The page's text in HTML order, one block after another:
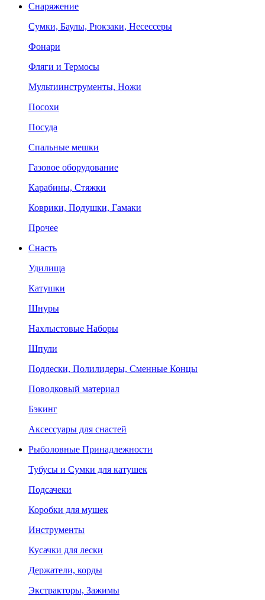
Снаряжение
Сумки, Баулы, Рюкзаки, Несессеры
Фонари
Фляги и Термосы
Мультиинструменты, Ножи
Посохи
Посуда
Спальные мешки
Газовое оборудование
Карабины, Стяжки
Коврики, Подушки, Гамаки
Прочее
Снасть
Удилища
Катушки
Шнуры
Нахлыстовые Наборы
Шпули
Подлески, Полилидеры, Сменные Концы
Поводковый материал
Бэкинг
Аксессуары для снастей
Рыболовные Принадлежности
Тубусы и Сумки для катушек
Подсачеки
Коробки для мушек
Инструменты
Кусачки для лески
Держатели, корды
Экстракторы, Зажимы